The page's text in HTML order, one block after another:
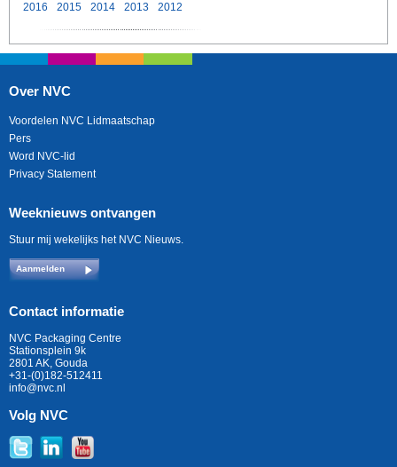
2016
2015 2014 2013 2012
Over NVC
Voordelen NVC Lidmaatschap
Pers
Word NVC-lid
Privacy Statement
Weeknieuws ontvangen
Stuur mij wekelijks het NVC Nieuws.
Aanmelden
Contact informatie
NVC Packaging Centre
Stationsplein 9k
2801 AK, Gouda
+31-(0)182-512411
info@nvc.nl
Volg NVC